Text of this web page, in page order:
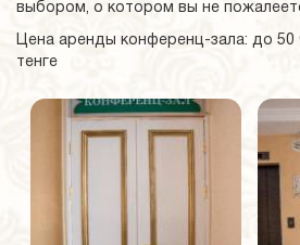
выбором, о котором вы не
Цена аренды конференц-зала: до 50
тенге